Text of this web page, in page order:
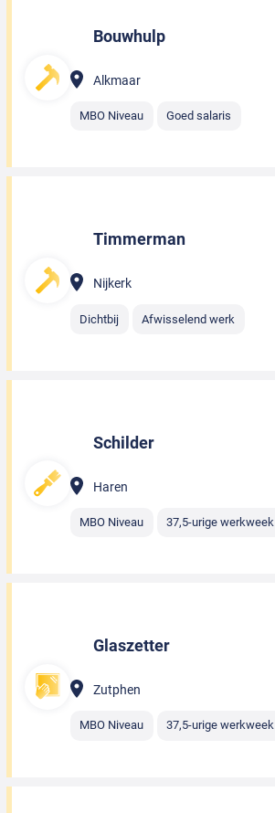
Bouwhulp
Alkmaar
MBO Niveau Goed salaris
Timmerman
Nijkerk
Dichtbij Afwisselend werk
Schilder
Haren
MBO Niveau 37,5-urige werkweek
Glaszetter
Zutphen
MBO Niveau 37,5-urige werkweek